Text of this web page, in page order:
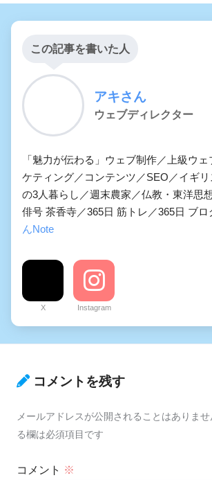
この記事を書いた人
アキさん
ウェブディレクター
「魅力が伝わる」ウェブ制作／上級ウ
ケティング／コンテンツ／SEO／イギ
の3人暮らし／週末農家／仏教・東洋思
俳号 茶香寺／365日 筋トレ／365日 ブロ
んNote
X Instagram
コメントを残す
メールアドレスが公開されることはありませ
る欄は必須項目です
コメント ※